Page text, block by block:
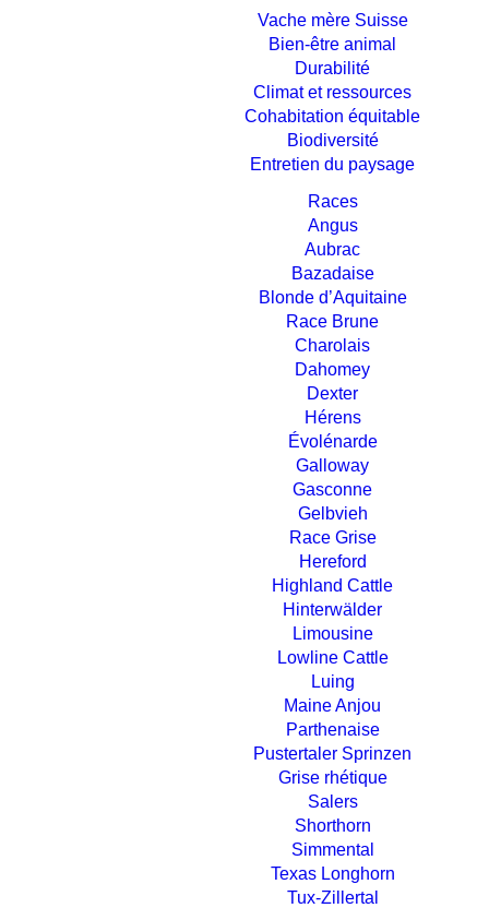
Vache mère Suisse
Bien-être animal
Durabilité
Climat et ressources
Cohabitation équitable
Biodiversité
Entretien du paysage
Races
Angus
Aubrac
Bazadaise
Blonde d’Aquitaine
Race Brune
Charolais
Dahomey
Dexter
Hérens
Évolénarde
Galloway
Gasconne
Gelbvieh
Race Grise
Hereford
Highland Cattle
Hinterwälder
Limousine
Lowline Cattle
Luing
Maine Anjou
Parthenaise
Pustertaler Sprinzen
Grise rhétique
Salers
Shorthorn
Simmental
Texas Longhorn
Tux-Zillertal